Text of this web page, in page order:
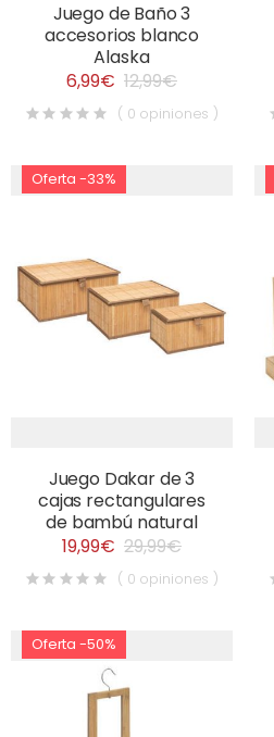
Juego de Baño 3
accesorios blanco
Alaska
6,99€ 12,99€
( 0 opiniones )
Oferta -33%
Juego Dakar de 3
cajas rectangulares
de bambú natural
19,99€ 29,99€
( 0 opiniones )
Oferta -50%